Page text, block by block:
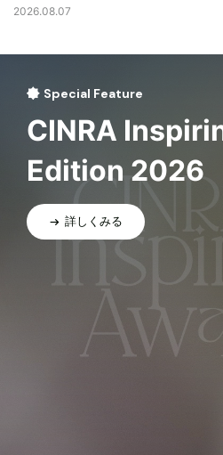
2026.08.07
Special Feature
CINRA
Edition 2026
詳しくみる